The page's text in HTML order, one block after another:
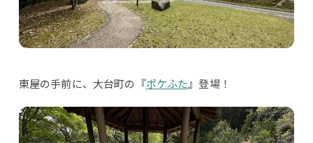
東屋の手前に、大台町の『ポケふた』登場！